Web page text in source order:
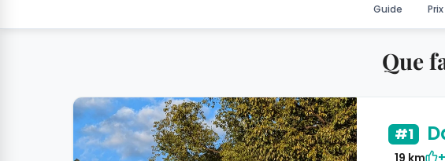
Guide
Que
#1